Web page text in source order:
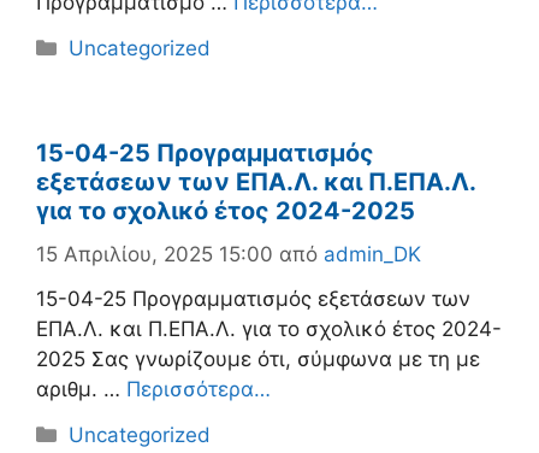
Κατηγορίες
Uncategorized
15-04-25 Προγραμματισμός
εξετάσεων των ΕΠΑ.Λ. και Π.ΕΠΑ.Λ.
για το σχολικό έτος 2024-2025
15 Απριλίου, 2025 15:00 από admin_DK
15-04-25 Προγραμματισμός εξετάσεων των
ΕΠΑ.Λ. και Π.ΕΠΑ.Λ. για το σχολικό έτος 2024-
2025 Σας γνωρίζουμε ότι, σύμφωνα με τη με
αριθμ. … Περισσότερα…
Κατηγορίες
Uncategorized